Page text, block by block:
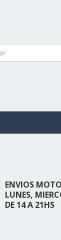
ENVIOS
LUNES,
DE 14 A 21HS